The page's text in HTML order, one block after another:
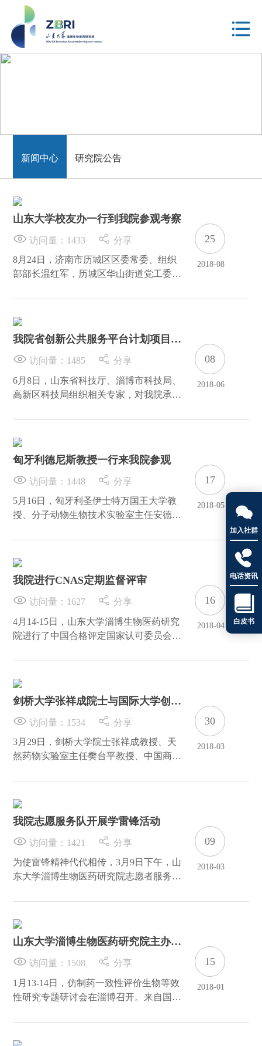

加入社群

电话资讯

白皮书
新闻中心 研究院公告
山东大学校友办一行到我院参观考察
访问量： 1433
分享
8月24日，济南市历城区区委常委、组织
部部长温红军，历城区华山街道党工委书
人，到我院参观考察公共技术服务平台建
设运营和成果转化情况，研究院副院长徐
25
2018-08
我院省创新公共服务平台计划项目通
过验收
访问量： 1485
分享
6月8日，山东省科技厅、淄博市科技局、
高新区科技局组织相关专家，对我院承担
与技术服务体系建设(项目编号
2015CXPT00006)”项目进行了现场验收。
08
2018-06
匈牙利德尼斯教授一行来我院参观
访问量： 1448
分享
5月16日，匈牙利圣伊士特万国王大学教
授、分子动物生物技术实验室主任安德鲁
生物技术系主任孙群教授，山东省基因检
测技术应用示范中心主任吴慧女士等一行
察，淄博高新区科技局副局长赵乃军陪同
参观。
17
2018-05
我院进行CNAS定期监督评审
访问量： 1627
分享
4月14-15日，山东大学淄博生物医药研究
院进行了中国合格评定国家认可委员会
检验所王志斌评审员为组长的评审组对研
究院实验室的运行体系、管理要素及技术
审，研究院各项考评指标基本符合CNAS
复审要求，得到专家组的高度好评。
16
2018-04
剑桥大学张祥成院士与国际大学创新
联盟一行来我院参观
访问量： 1534
分享
3月29日，剑桥大学院士张祥成教授、天
然药物实验室主任樊台平教授、中国商务
代表李永刚先生、国际大学创新联盟秘书
长孙万松先生等一行15人来到山东大学淄
工委委员、管委会副主任张旭东，淄博高
新区科技局副局长赵乃军陪同参观。
30
2018-03
我院志愿服务队开展学雷锋活动
访问量： 1421
分享
为使雷锋精神代代相传，3月9日下午，山
东大学淄博生物医药研究院志愿者服务队
学雷锋活动。
09
2018-03
山东大学淄博生物医药研究院主办仿
制药一致性评价-生物等效性研究专
题研讨会在淄博召开
访问量： 1508
分享
1月13-14日，仿制药一致性评价生物等效
性研究专题研讨会在淄博召开。来自国
校、临床机构、医药企业代表260余人分
享国内仿制药一致性评价生物等效性研究
15
2018-01